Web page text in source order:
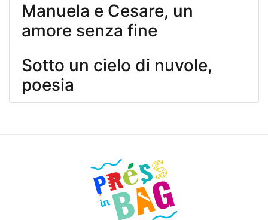
Manuela e Cesare, un
amore senza fine
Sotto un cielo di nuvole,
poesia